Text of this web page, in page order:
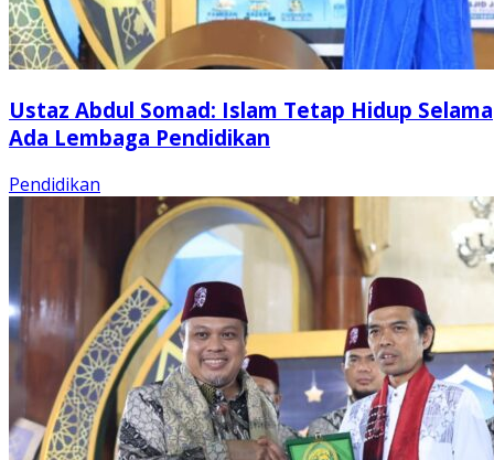
Ustaz Abdul Somad: Islam Tetap Hidup Selama
Ada Lembaga Pendidikan
Pendidikan